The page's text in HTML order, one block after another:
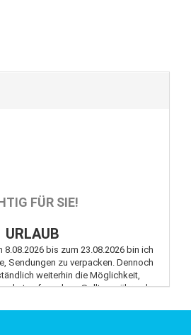
FÜR SIE!
URLAUB
8.08.2026 bis zum 23.08.2026 bin ich
Sendungen zu verpacken. Dennoch
weiterhin die Möglichkeit,
aufzugeben. Sollten während
per E-Mail kontaktieren.